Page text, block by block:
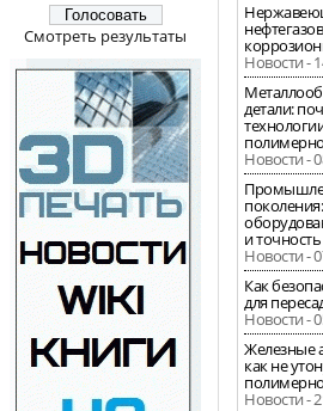
Смотреть результаты
Новости -
детали:
Новости -
и
Новости -
Как
для
Новости -
Железные
как не
Новости -